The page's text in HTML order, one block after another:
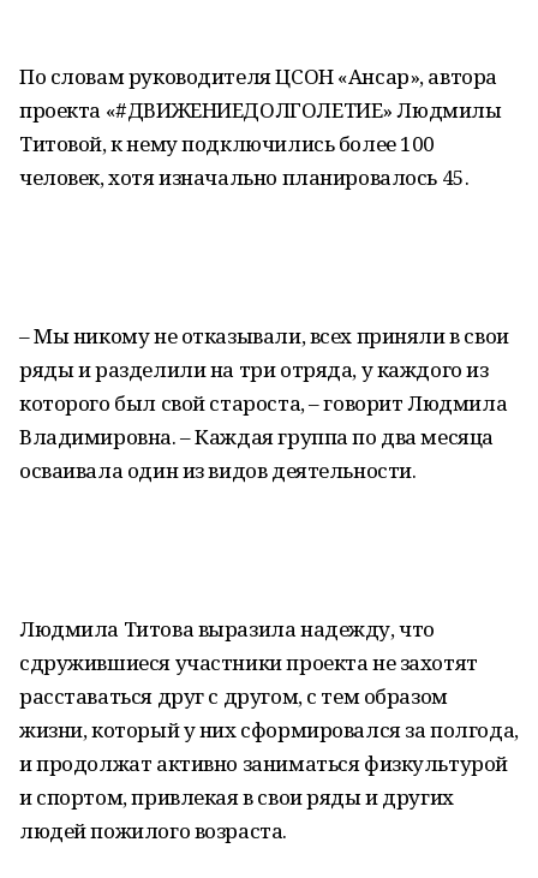
По словам руководителя ЦСОН «Ансар», автора
проекта «#ДВИЖЕНИЕДОЛГОЛЕТИЕ» Людмилы
Титовой, к нему подключились более 100
человек, хотя изначально планировалось 45.
– Мы никому не отказывали, всех приняли в свои
ряды и разделили на три отряда, у каждого из
которого был свой староста, – говорит Людмила
Владимировна. – Каждая группа по два месяца
осваивала один из видов деятельности.
Людмила Титова выразила надежду, что
сдружившиеся участники проекта не захотят
расставаться друг с другом, с тем образом
жизни, который у них сформировался за полгода,
и продолжат активно заниматься физкультурой
и спортом, привлекая в свои ряды и других
людей пожилого возраста.